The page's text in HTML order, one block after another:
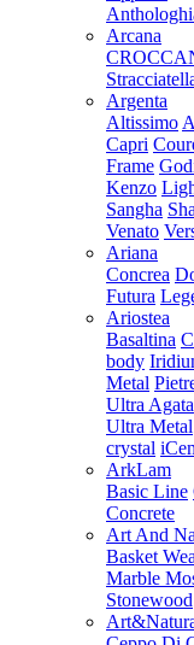
Arcana
Argenta
Altissimo
Capri
Frame
Kenzo
Sangha
Venato
Ariana
Concrea
Futura
Ariostea
Basaltina
body
Metal
Ultra Agata
Ultra Metal
crystal
ArkLam
Basic Line
Concrete
Art And
Basket
Marble
Stonewood